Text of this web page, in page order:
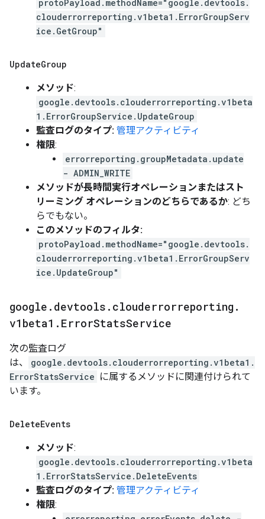
protoPayload.methodName="google.devtools.
clouderrorreporting.v1beta1.ErrorGroupServ
ice.GetGroup"
UpdateGroup
メソッド:
google.devtools.clouderrorreporting.v1beta
1.ErrorGroupService.UpdateGroup
監査ログのタイプ: 管理アクティビティ
権限:
errorreporting.groupMetadata.update
- ADMIN_WRITE
メソッドが長時間実行オペレーションまたはスト
リーミング オペレーションのどちらであるか: どち
らでもない。
このメソッドのフィルタ:
protoPayload.methodName="google.devtools.
clouderrorreporting.v1beta1.ErrorGroupServ
ice.UpdateGroup"
google . devtools . clouderrorreporting .
v1beta1 . ErrorStatsService
次の監査ログ
は、
google.devtools.clouderrorreporting.v1beta1.
ErrorStatsService に属するメソッドに関連付けられて
います。
DeleteEvents
メソッド:
google.devtools.clouderrorreporting.v1beta
1.ErrorStatsService.DeleteEvents
監査ログのタイプ: 管理アクティビティ
権限: